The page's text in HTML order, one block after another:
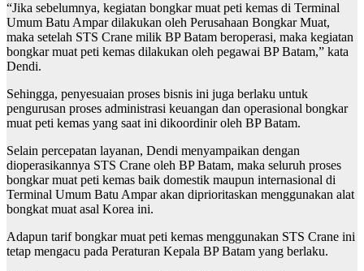
“Jika sebelumnya, kegiatan bongkar muat peti kemas di Terminal
Umum Batu Ampar dilakukan oleh Perusahaan Bongkar Muat,
maka setelah STS Crane milik BP Batam beroperasi, maka kegiatan
bongkar muat peti kemas dilakukan oleh pegawai BP Batam,” kata
Dendi.
Sehingga, penyesuaian proses bisnis ini juga berlaku untuk
pengurusan proses administrasi keuangan dan operasional bongkar
muat peti kemas yang saat ini dikoordinir oleh BP Batam.
Selain percepatan layanan, Dendi menyampaikan dengan
dioperasikannya STS Crane oleh BP Batam, maka seluruh proses
bongkar muat peti kemas baik domestik maupun internasional di
Terminal Umum Batu Ampar akan diprioritaskan menggunakan alat
bongkat muat asal Korea ini.
Adapun tarif bongkar muat peti kemas menggunakan STS Crane ini
tetap mengacu pada Peraturan Kepala BP Batam yang berlaku.